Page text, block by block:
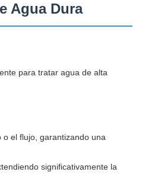
Agua Dura
para tratar agua de alta
el flujo, garantizando una
significativamente la